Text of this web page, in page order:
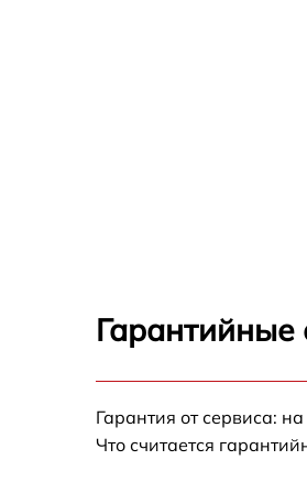
Гарантийные
Гарантия от сервиса:
Что считается